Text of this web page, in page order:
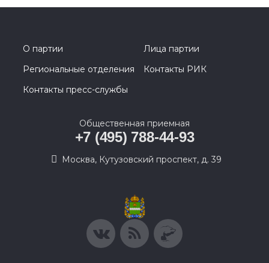
О партии
Лица партии
Региональные отделения
Контакты РИК
Контакты пресс-службы
Общественная приемная
+7 (495) 788-44-93
Москва, Кутузовский проспект, д. 39